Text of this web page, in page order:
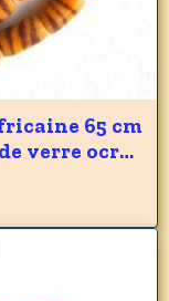
65 cm
verre ocre
42 gr